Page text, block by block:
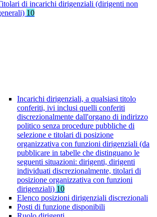
di incarichi dirigenziali (dirigenti non
10
Incarichi dirigenziali, a qualsiasi titolo
conferiti, ivi inclusi quelli conferiti
discrezionalmente dall'organo di indirizzo
politico senza procedure pubbliche di
selezione e titolari di posizione
organizzativa con funzioni dirigenziali (da
pubblicare in tabelle che distinguano le
seguenti situazioni: dirigenti, dirigenti
individuati discrezionalmente, titolari di
posizione organizzativa con funzioni
dirigenziali) 10
Elenco posizioni dirigenziali discrezionali
Posti di funzione disponibili